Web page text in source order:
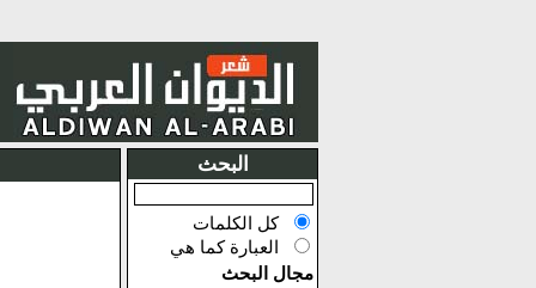
البحث
كل الكلمات
العبارة كما هي
مجال البحث